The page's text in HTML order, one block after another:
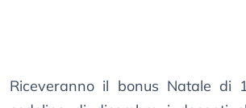
Riceveranno il bonus Natale di